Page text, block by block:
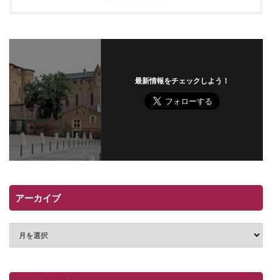
最新情報をチェックしよう！
アーカイブ